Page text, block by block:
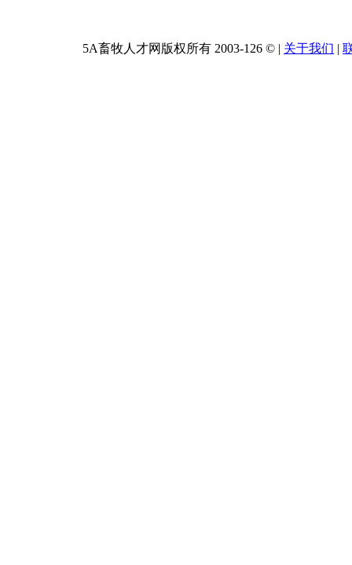
5A畜牧人才网版权所有 2003-126 © | 关于我们 |